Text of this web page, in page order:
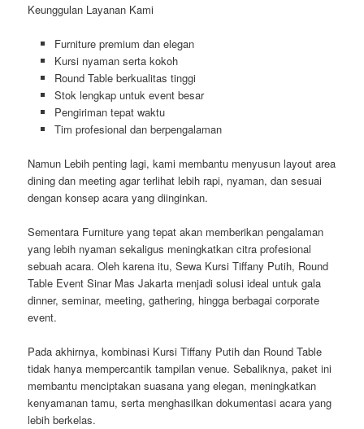
Keunggulan Layanan Kami
Furniture premium dan elegan
Kursi nyaman serta kokoh
Round Table berkualitas tinggi
Stok lengkap untuk event besar
Pengiriman tepat waktu
Tim profesional dan berpengalaman
Namun Lebih penting lagi, kami membantu menyusun layout area
dining dan meeting agar terlihat lebih rapi, nyaman, dan sesuai
dengan konsep acara yang diinginkan.
Sementara Furniture yang tepat akan memberikan pengalaman
yang lebih nyaman sekaligus meningkatkan citra profesional
sebuah acara. Oleh karena itu, Sewa Kursi Tiffany Putih, Round
Table Event Sinar Mas Jakarta menjadi solusi ideal untuk gala
dinner, seminar, meeting, gathering, hingga berbagai corporate
event.
Pada akhirnya, kombinasi Kursi Tiffany Putih dan Round Table
tidak hanya mempercantik tampilan venue. Sebaliknya, paket ini
membantu menciptakan suasana yang elegan, meningkatkan
kenyamanan tamu, serta menghasilkan dokumentasi acara yang
lebih berkelas.